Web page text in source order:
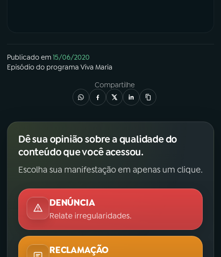
Publicado em15/06/2020
Episódio do programa Viva Maria
Compartilhe
Dê sua opinião sobre a qualidade do
conteúdo que você acessou.
Escolha sua manifestação em apenas um clique.
DENÚNCIA
Relate irregularidades.
RECLAMAÇÃO